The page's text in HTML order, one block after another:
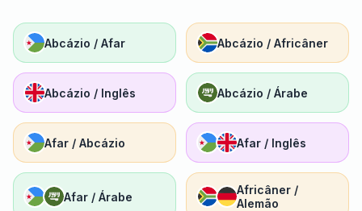
Abcázio / Afar Abcázio / Africâner
Abcázio / Inglês Abcázio / Árabe
Afar / Abcázio Afar / Inglês
Afar / Árabe
Africâner /
Alemão